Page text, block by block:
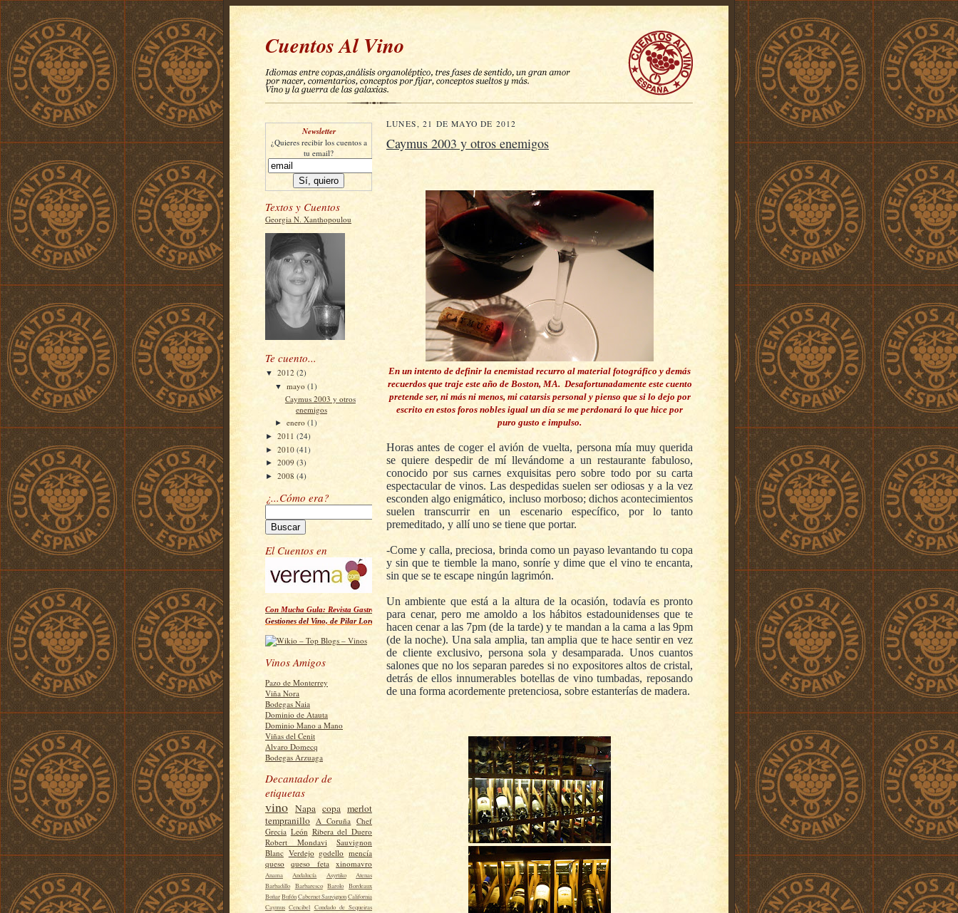
Cuentos Al Vino
Newsletter
¿Quieres recibir los cuentos a
tu email?
Textos y Cuentos
Georgia N. Xanthopoulou
Te cuento...
▼ 2012 (2)
▼mayo(1)
Caymus 2003 y otros
enemigos
►enero(1)
► 2011 (24)
► 2010 (41)
► 2009 (3)
► 2008 (4)
¿...Cómo era?
El Cuentos en
Con Mucha Gula: Revista Gastronómica Digital
Gestiones del Vino, de Pilar Lorenzo Richart
Vinos Amigos
Pazo de Monterrey
Viña Nora
Bodegas Naia
Dominio de Atauta
Dominio Mano a Mano
Viñas del Cenit
Alvaro Domecq
Bodegas Arzuaga
Decantador de
etiquetas
vino Napa copa merlot
tempranillo A Coruña Chef
Grecia León Ribera del Duero
Robert Mondavi
Sauvignon
Blanc Verdejo godello mencía
queso
queso feta xinomavro
Anama Andalucía Asyrtiko
Atenas
Barbadillo Barbaresco Barolo Bordeaux
BoñarBufónCabernet SauvignonCalifornia
Caymus Cencibel Condado de Sequeiras
LUNES, 21 DE MAYO DE 2012
Caymus 2003 y otros enemigos
En un intento de definir la enemistad recurro al material fotográfico y demás
recuerdos que traje este año de Boston, MA. Desafortunadamente este cuento
pretende ser, ni más ni menos, mi catarsis personal y pienso que si lo dejo por
escrito en estos foros nobles igual un día se me perdonará lo que hice por
puro gusto e impulso.
Horas antes de coger el avión de vuelta, persona mía muy querida
se quiere despedir de mí llevándome a un restaurante fabuloso,
conocido por sus carnes exquisitas pero sobre todo por su carta
espectacular de vinos. Las despedidas suelen ser odiosas y a la vez
esconden algo enigmático, incluso morboso; dichos acontecimientos
suelen transcurrir en un escenario específico, por lo tanto
premeditado, y allí uno se tiene que portar.
-Come y calla, preciosa, brinda como un payaso levantando tu copa
y sin que te tiemble la mano, sonríe y dime que el vino te encanta,
sin que se te escape ningún lagrimón.
Un ambiente que está a la altura de la ocasión, todavía es pronto
para cenar, pero me amoldo a los hábitos estadounidenses que te
hacen cenar a las 7pm (de la tarde) y te mandan a la cama a las 9pm
(de la noche). Una sala amplia, tan amplia que te hace sentir en vez
de cliente exclusivo, persona sola y desamparada. Unos cuantos
salones que no los separan paredes si no expositores altos de cristal,
detrás de ellos innumerables botellas de vino tumbadas, reposando
de una forma acordemente pretenciosa, sobre estanterías de madera.